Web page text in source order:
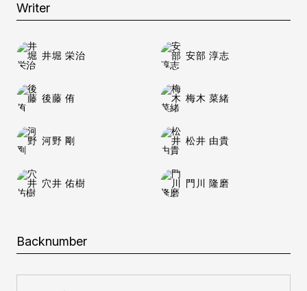
Writer
井堀 栄治 安部 淳志
後藤 侑 梅木 菜緒
河野 剛 松井 由貴
穴井 佑樹 門川 隆磨
Backnumber